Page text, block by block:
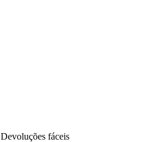
Devoluções fáceis